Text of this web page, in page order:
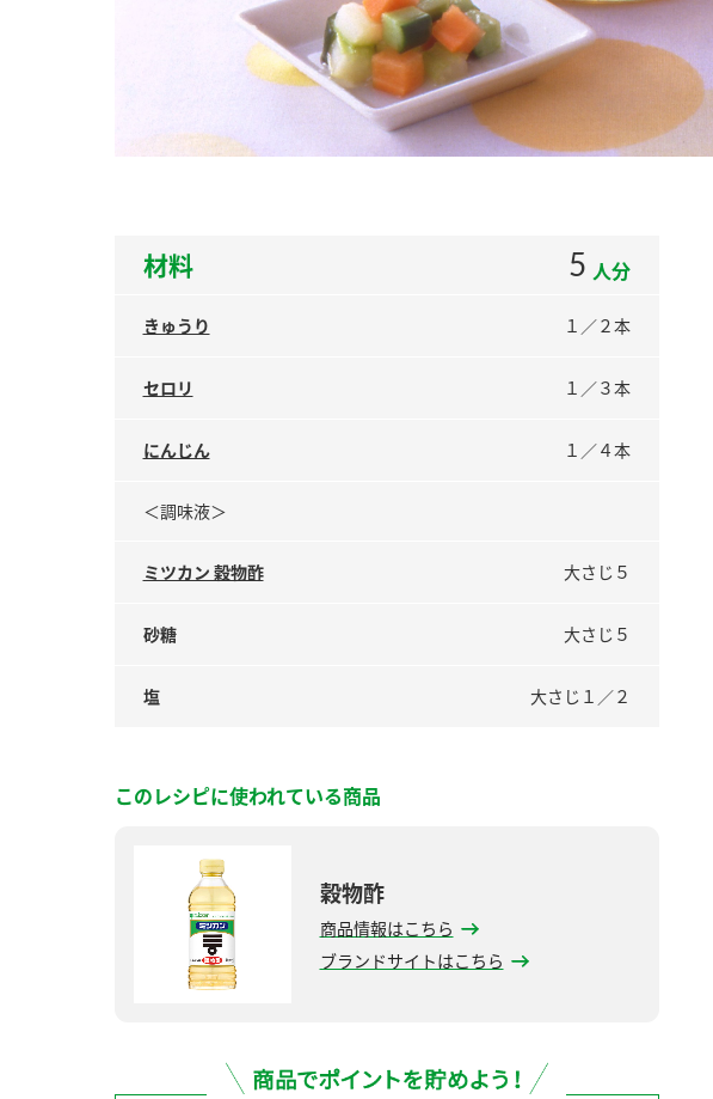
材料 5 人分
きゅうり １／２本
セロリ １／３本
にんじん １／４本
＜調味液＞
ミツカン 穀物酢 大さじ５
砂糖 大さじ５
塩 大さじ１／２
このレシピに使われている商品
穀物酢
商品情報はこちら
ブランドサイトはこちら